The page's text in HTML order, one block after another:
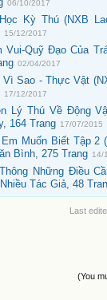
06/10/2017
Kỳ Thú (NXB
15/12/2017
Vui-Quỹ Đạo Của
02/04/2017
Vì Sao - Thực Vật
17/12/2017
Lý Thú Về Động
164 Trang 17/07/2015
Muốn Biết Tập 2
Bình, 275 Trang 14/
Những Điều
Tác Giả, 48
Last
(You